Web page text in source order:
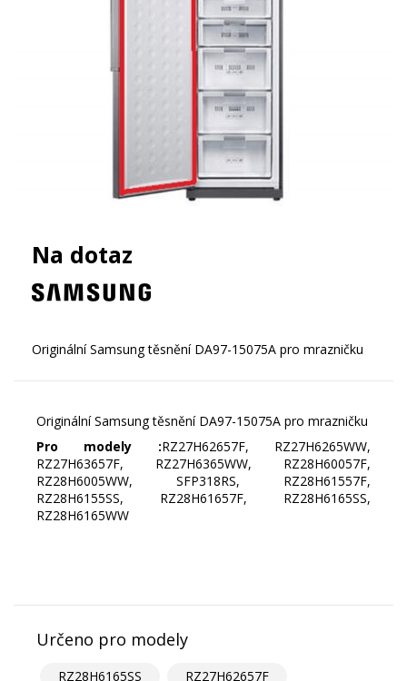
Na dotaz
Originální Samsung těsnění DA97-15075A pro mrazničku
Pro modely :RZ27H62657F, RZ27H6265WW,
RZ27H63657F, RZ27H6365WW, RZ28H60057F,
RZ28H6005WW, SFP318RS, RZ28H61557F,
RZ28H6155SS, RZ28H61657F, RZ28H6165SS,
RZ28H6165WW
Určeno pro modely
RZ28H6165SS
RZ27H62657F